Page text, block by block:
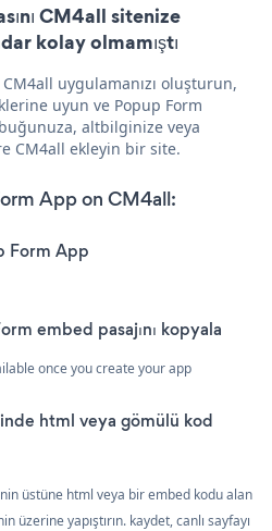
CM4all sitenize
kolay olmamıştı
uygulamanızı oluşturun,
uyun ve Popup Form
altbilginize veya
CM4all ekleyin bir site.
App on CM4all:
Form App
embed pasajını kopyala
once you create your app
html veya gömülü kod
üstüne html veya bir embed kodu alan
üzerine yapıştırın. kaydet, canlı sayfayı